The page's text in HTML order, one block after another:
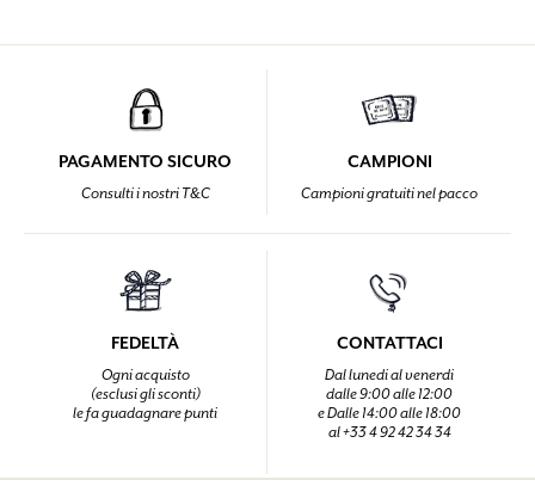
PAGAMENTO SICURO
Consulti i nostri T&C
CAMPIONI
Campioni gratuiti nel pacco
FEDELTÀ
Ogni acquisto
(esclusi gli sconti)
le fa guadagnare punti
CONTATTACI
Dal lunedi al venerdi
dalle 9:00 alle 12:00
e Dalle 14:00 alle 18:00
al +33 4 92 42 34 34